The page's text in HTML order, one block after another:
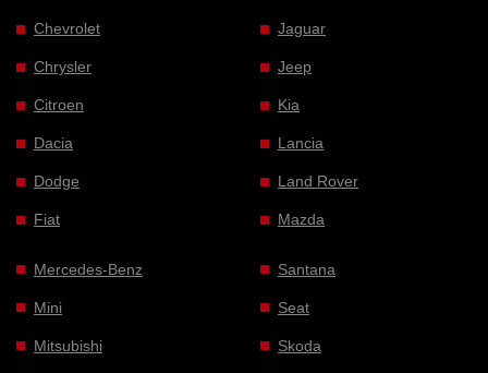
Chevrolet
Chrysler
Citroen
Dacia
Dodge
Fiat
Jaguar
Jeep
Kia
Lancia
Land Rover
Mazda
Mercedes-Benz
Mini
Mitsubishi
Santana
Seat
Skoda